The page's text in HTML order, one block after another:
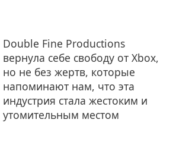
Double Fine Productions
вернула себе свободу от Xbox,
но не без жертв, которые
напоминают нам, что эта
индустрия стала жестоким и
утомительным местом